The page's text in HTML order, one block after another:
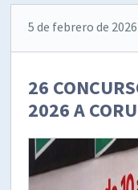
5 de febrero de 2026
26
2026 A